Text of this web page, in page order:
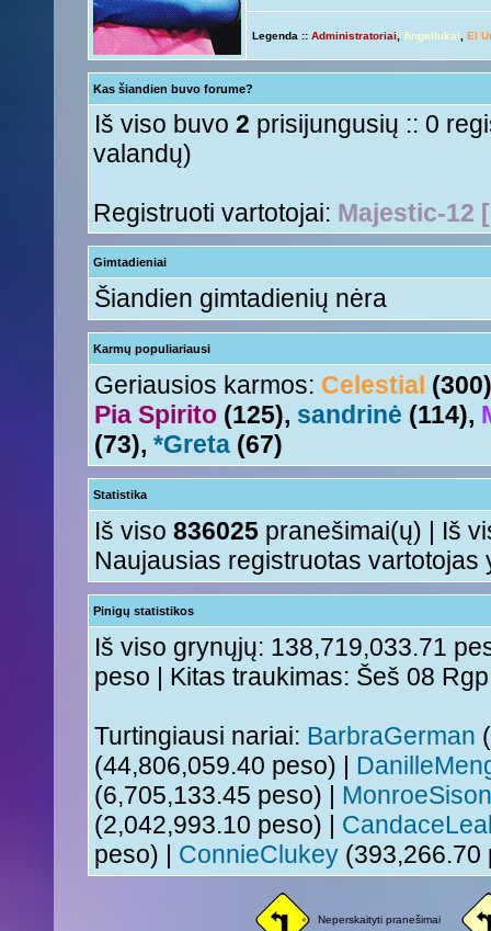
Nesquik« Ant 01 Rgs, 2015 6:12 pm »ačiū ačiū ir jus
Anny!« Ant 01 Rgs, 2015 11:50 am »Ir tave
Tori« Ant 01 Rgs, 2015 11:17 am »Su naujais mokslo metais
aha
Legenda :: Administratoriai Angeliukai El
Kas šiandien buvo forume?
Iš viso buvo 2 prisijungusių :: 0
valandų)
Registruoti vartotojai: Majestic-12
Gimtadieniai
Šiandien gimtadienių nėra
Karmų populiariausi
Geriausios karmos: Celestial
Pia Spirito (125), sandrinė (114),
(73), *Greta (67)
Statistika
Iš viso 836025 pranešimai(ų) | Iš
Naujausias registruotas vartotojas
Pinigų statistikos
Iš viso grynųjų: 138,719,033.71
peso | Kitas traukimas: Šeš 08
Turtingiausi nariai: BarbraGerman
(44,806,059.40 peso) |
(6,705,133.45 peso) | MonroeSison
(2,042,993.10 peso) |
peso) | ConnieClukey
Neperskaityti pranešimai